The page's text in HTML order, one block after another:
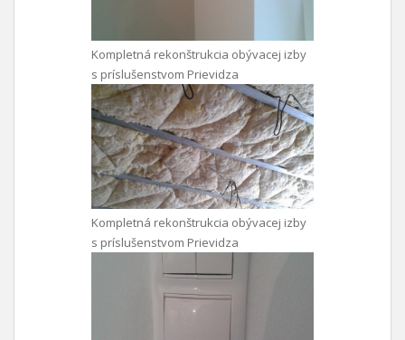
Kompletná rekonštrukcia obývacej izby
s príslušenstvom Prievidza
Kompletná rekonštrukcia obývacej izby
s príslušenstvom Prievidza